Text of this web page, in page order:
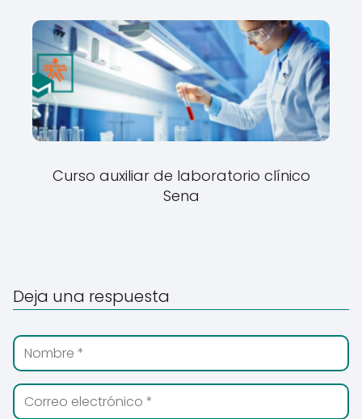
Curso auxiliar de laboratorio clínico
Sena
Deja una respuesta